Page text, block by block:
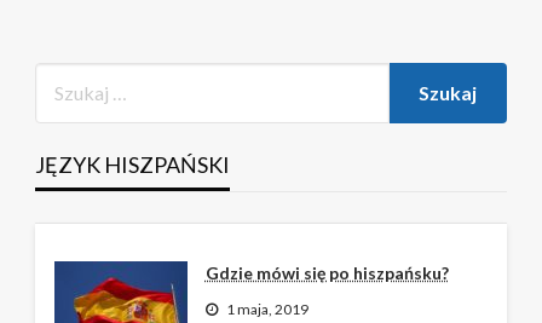
JĘZYK HISZPAŃSKI
Gdzie mówi się po hiszpańsku?
1 maja, 2019